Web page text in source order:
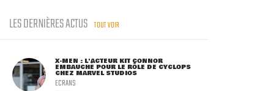
LES DERNIÈRES ACTUS TOUT VOIR
X-MEN : L'ACTEUR KIT CONNOR
EMBAUCHÉ POUR LE RÔLE DE CYCLOPS
CHEZ MARVEL STUDIOS
ECRANS